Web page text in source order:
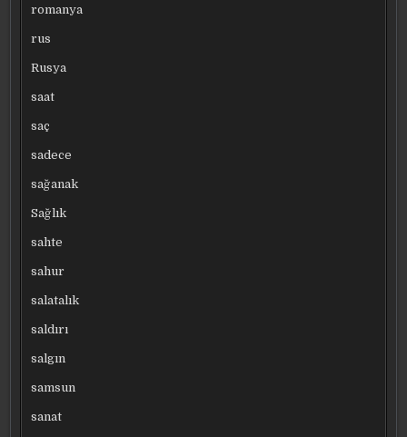
romanya
rus
Rusya
saat
saç
sadece
sağanak
Sağlık
sahte
sahur
salatalık
saldırı
salgın
samsun
sanat